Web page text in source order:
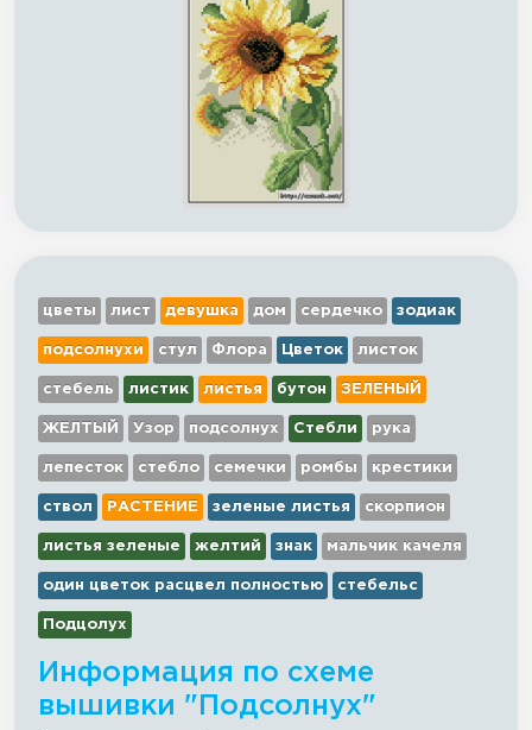
цветы лист девушка дом сердечко зодиак
подсолнухи стул Флора Цветок листок
стебель листик листья бутон ЗЕЛЕНЫЙ
ЖЕЛТЫЙ Узор подсолнух Стебли рука
лепесток стебло семечки ромбы крестики
ствол РАСТЕНИЕ зеленые листья скорпион
листья зеленые желтий знак мальчик качеля
один цветок расцвел полностью стебельс
Подцолух
Информация по схеме
вышивки "Подсолнух"